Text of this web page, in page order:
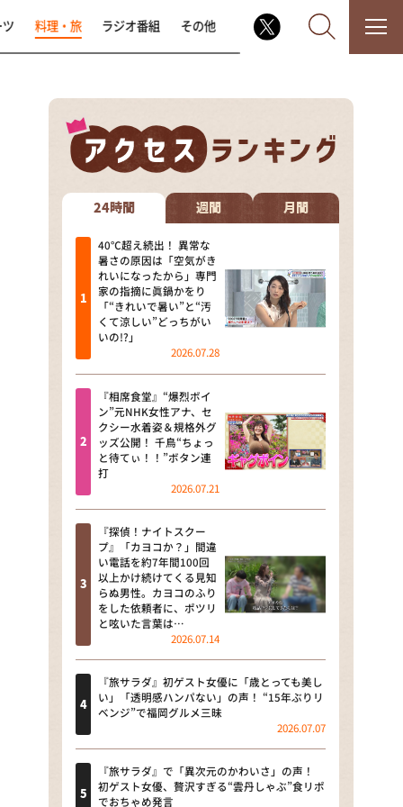
なるみ・岡村の過ぎるTV
相席食堂
これ余談なんですけど・・・
～人生密着トークバラエティ！
～ やすとものいたって真剣です
探偵！ナイトスクープ
news おかえり
河合＆A.B.C-Z塚田×福井アナ
「なんでやねん！？」（news お
かえり）
DAIGOも台所 ～きょうの献立 何
にする？～
本日はダイアンなり！シーズン２
朝だ！生です旅サラダ
教えて！ニュースライブ 正義の
ミカタ
ＬＩＦＥ～夢のカタチ～
新婚さんいらっしゃい！
ザキ山小屋本館
料理・旅 ラジオ番組 その他
24時間 週間 月間
40℃超え続出！ 異常な
暑さの原因は「空気がき
れいになったから」専門
家の指摘に眞鍋かをり
「“きれいで暑い”と“汚
くて涼しい”どっちがい
いの!?」
2026.07.28
『相席食堂』“爆烈ボイ
ン”元NHK女性アナ、セ
クシー水着姿＆規格外グ
ッズ公開！ 千鳥“ちょっ
と待てぃ！！”ボタン連
打
2026.07.21
『探偵！ナイトスクー
プ』「カヨコか？」間違
い電話を約7年間100回
以上かけ続けてくる見知
らぬ男性。カヨコのふり
をした依頼者に、ポツリ
と呟いた言葉は…
2026.07.14
『旅サラダ』初ゲスト女優に「歳とっても美し
い」「透明感ハンパない」の声！ “15年ぶりリ
ベンジ”で福岡グルメ三昧
2026.07.07
『旅サラダ』で「異次元のかわいさ」の声！
初ゲスト女優、贅沢すぎる“雲丹しゃぶ”食リポ
でおちゃめ発言